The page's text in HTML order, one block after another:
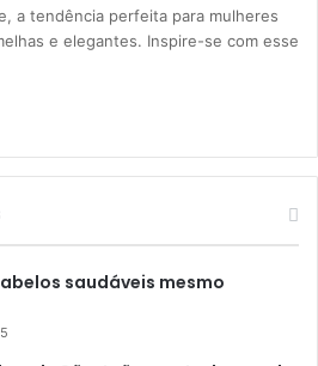
a tendência perfeita para mulheres
e elegantes. Inspire-se com esse
saudáveis mesmo